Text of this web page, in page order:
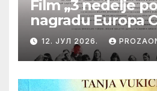
Film „3 nedelje
nagradu Europa
Label na
u Karlovim
12. ЈУЛ 2026.